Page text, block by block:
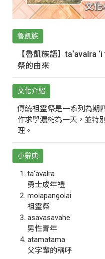
魯凱族
【魯凱族語】ta‘avalra
祭的由來
文化介紹
傳統祖靈祭是一系列為期
作求學濃縮為一天，並特
理。
小辭典
ta‘avalra
勇士成年禮
molapangolai
祖靈祭
asavasavahe
男性青年
atamatama
父字輩的稱呼